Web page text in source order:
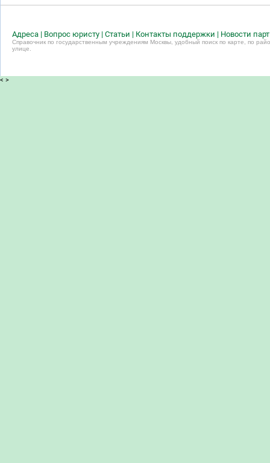
Адреса | Вопрос юристу | Статьи | Контакты поддержки | Новости
Справочник по государственным учреждениям Москвы, удобный поиск по карте, по
улице.
< >